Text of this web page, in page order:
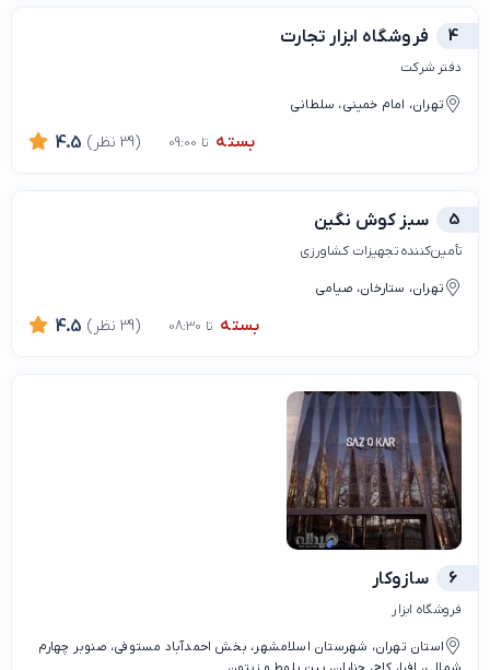
4 فروشگاه ابزار تجارت
دفتر شرکت
تهران، امام خمینی، سلطانی
بسته تا 09:00 4.5 (39 نظر)
5 سبز کوش نگین
تأمین‌کننده تجهیزات کشاورزی
تهران، ستارخان، صیامی
بسته تا 08:30 4.5 (39 نظر)
6 سازوکار
فروشگاه ابزار
استان تهران، شهرستان اسلامشهر، بخش احمدآباد مستوفی، صنوبر چهارم